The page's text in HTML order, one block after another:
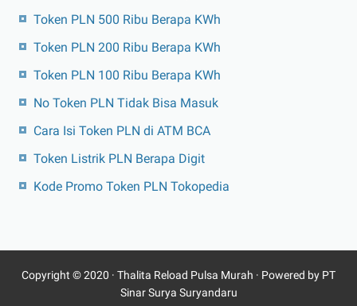
Token PLN 500 Ribu Berapa KWh
Token PLN 200 Ribu Berapa KWh
Token PLN 100 Ribu Berapa KWh
No Token PLN Tidak Bisa Masuk
Cara Isi Token PLN di ATM BCA
Token Listrik PLN Berapa Digit
Kode Promo Token PLN Tokopedia
Copyright © 2020 · Thalita Reload Pulsa Murah · Powered by PT
Sinar Surya Suryandaru